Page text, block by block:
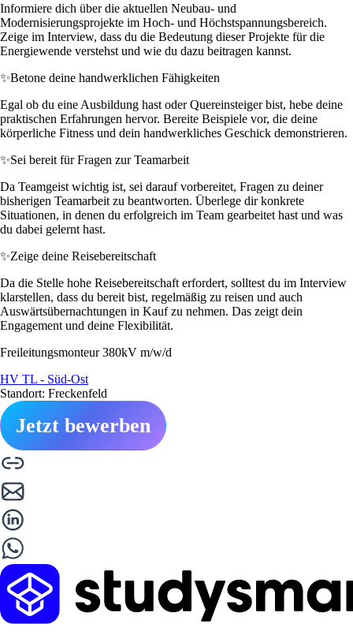
Informiere dich über die aktuellen Neubau- und
Modernisierungsprojekte im Hoch- und Höchstspannungsbereich.
Zeige im Interview, dass du die Bedeutung dieser Projekte für die
Energiewende verstehst und wie du dazu beitragen kannst.
✨Betone deine handwerklichen Fähigkeiten
Egal ob du eine Ausbildung hast oder Quereinsteiger bist, hebe deine
praktischen Erfahrungen hervor. Bereite Beispiele vor, die deine
körperliche Fitness und dein handwerkliches Geschick demonstrieren.
✨Sei bereit für Fragen zur Teamarbeit
Da Teamgeist wichtig ist, sei darauf vorbereitet, Fragen zu deiner
bisherigen Teamarbeit zu beantworten. Überlege dir konkrete
Situationen, in denen du erfolgreich im Team gearbeitet hast und was
du dabei gelernt hast.
✨Zeige deine Reisebereitschaft
Da die Stelle hohe Reisebereitschaft erfordert, solltest du im Interview
klarstellen, dass du bereit bist, regelmäßig zu reisen und auch
Auswärtsübernachtungen in Kauf zu nehmen. Das zeigt dein
Engagement und deine Flexibilität.
Freileitungsmonteur 380kV m/w/d
HV TL - Süd-Ost
Standort: Freckenfeld
Jetzt bewerben